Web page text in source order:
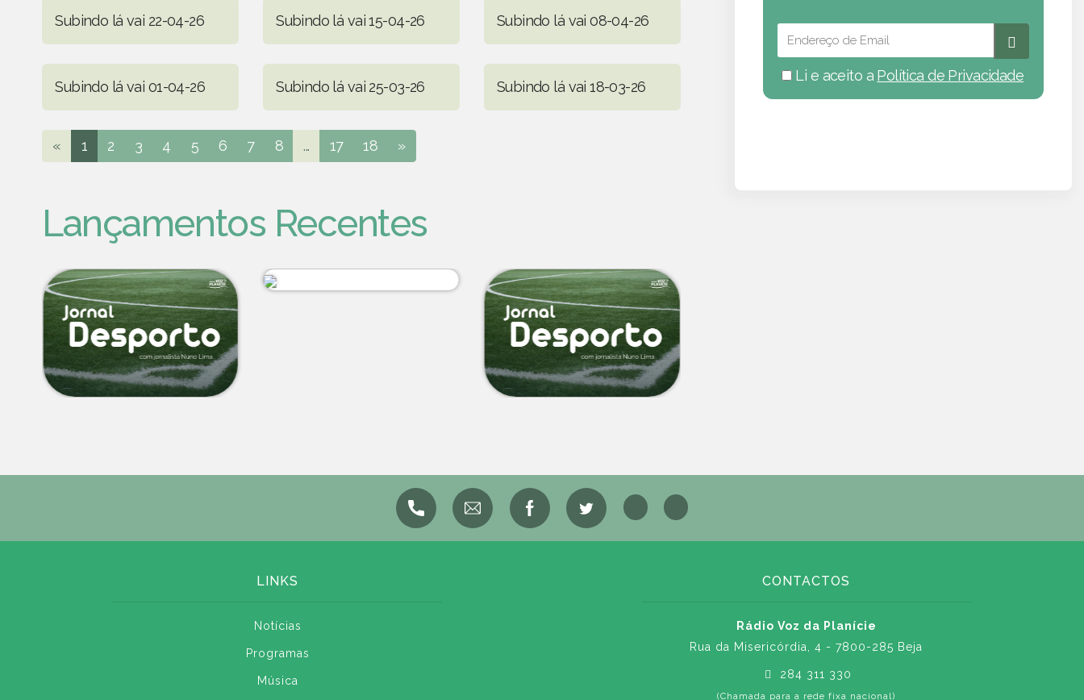
Subindo lá vai 22-04-26 Subindo lá vai 15-04-26 Subindo lá vai 08-04-26
Subindo lá vai 01-04-26 Subindo lá vai 25-03-26 Subindo lá vai 18-03-26
« 1 2 3 4 5 6 7 8 ... 17 18 »
Lançamentos Recentes
Li e aceito a Política de Privacidade
LINKS
Notícias
Programas
Música
CONTACTOS
Rádio Voz da Planície
Rua da Misericórdia, 4 - 7800-285 Beja
284 311 330
(Chamada para a rede fixa nacional)